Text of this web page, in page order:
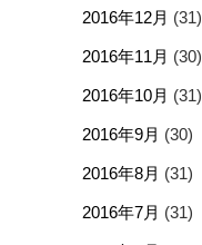
2016年12月 (31)
2016年11月 (30)
2016年10月 (31)
2016年9月 (30)
2016年8月 (31)
2016年7月 (31)